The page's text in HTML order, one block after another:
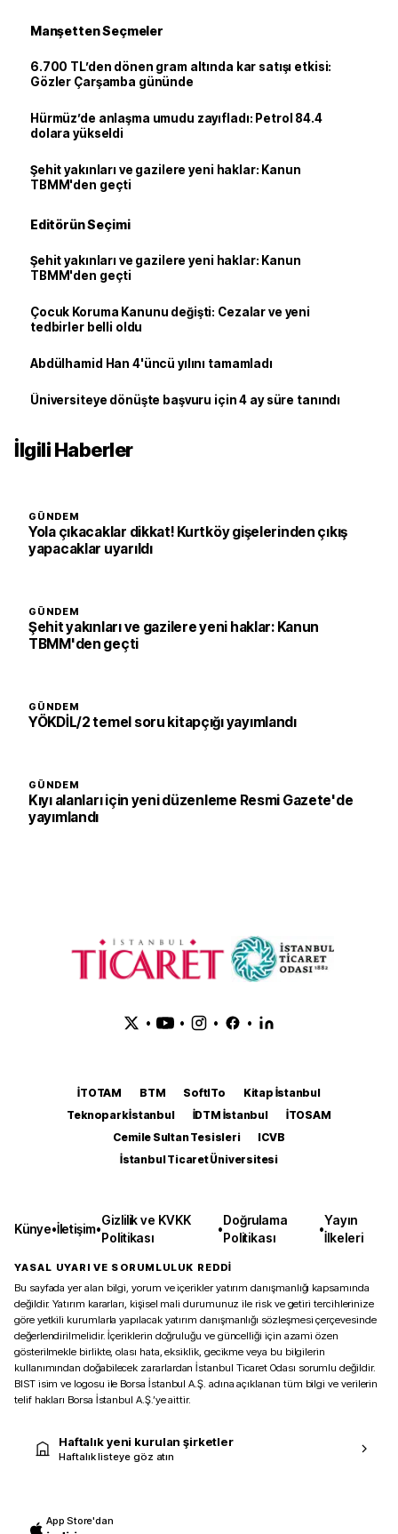
Manşetten Seçmeler
6.700 TL’den dönen gram altında kar satışı etkisi:
Gözler Çarşamba gününde
Hürmüz’de anlaşma umudu zayıfladı: Petrol 84.4
dolara yükseldi
Şehit yakınları ve gazilere yeni haklar: Kanun
TBMM'den geçti
Editörün Seçimi
Şehit yakınları ve gazilere yeni haklar: Kanun
TBMM'den geçti
Çocuk Koruma Kanunu değişti: Cezalar ve yeni
tedbirler belli oldu
Abdülhamid Han 4'üncü yılını tamamladı
Üniversiteye dönüşte başvuru için 4 ay süre tanındı
İlgili Haberler
GÜNDEM
Yola çıkacaklar dikkat! Kurtköy gişelerinden çıkış
yapacaklar uyarıldı
GÜNDEM
Şehit yakınları ve gazilere yeni haklar: Kanun
TBMM'den geçti
GÜNDEM
YÖKDİL/2 temel soru kitapçığı yayımlandı
GÜNDEM
Kıyı alanları için yeni düzenleme Resmi Gazete'de
yayımlandı
• • • •
İTOTAM BTM SoftITo
Kitap İstanbul
Teknopark İstanbul
İDTM İstanbul
İTOSAM
Cemile Sultan Tesisleri
ICVB
İstanbul Ticaret Üniversitesi
Künye•İletişim•
Gizlilik ve KVKK
Politikası
•
Doğrulama
Politikası
•
Yayın
İlkeleri
YASAL UYARI VE SORUMLULUK REDDİ
Bu sayfada yer alan bilgi, yorum ve içerikler yatırım danışmanlığı kapsamında
değildir. Yatırım kararları, kişisel mali durumunuz ile risk ve getiri tercihlerinize
göre yetkili kurumlarla yapılacak yatırım danışmanlığı sözleşmesi çerçevesinde
değerlendirilmelidir. İçeriklerin doğruluğu ve güncelliği için azami özen
gösterilmekle birlikte, olası hata, eksiklik, gecikme veya bu bilgilerin
kullanımından doğabilecek zararlardan İstanbul Ticaret Odası sorumlu değildir.
BIST isim ve logosu ile Borsa İstanbul A.Ş. adına açıklanan tüm bilgi ve verilerin
telif hakları Borsa İstanbul A.Ş.’ye aittir.
Haftalık yeni kurulan şirketler
Haftalık listeye göz atın
App Store'dan